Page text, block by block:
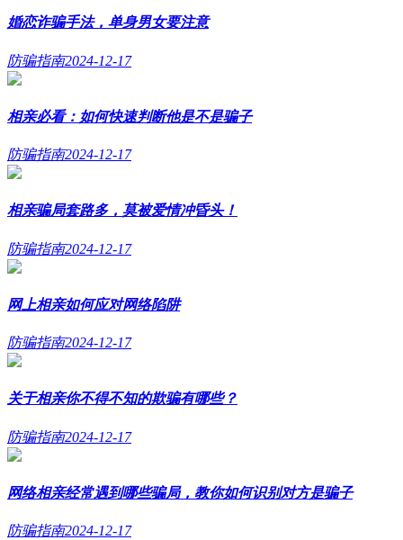
婚恋诈骗手法，单身男女要注意
防骗指南2024-12-17
相亲必看：如何快速判断他是不是骗子
防骗指南2024-12-17
相亲骗局套路多，莫被爱情冲昏头！
防骗指南2024-12-17
网上相亲如何应对网络陷阱
防骗指南2024-12-17
关于相亲你不得不知的欺骗有哪些？
防骗指南2024-12-17
网络相亲经常遇到哪些骗局，教你如何识别对方是骗子
防骗指南2024-12-17